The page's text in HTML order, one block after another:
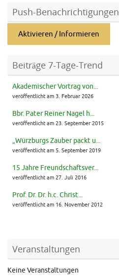
Push-Benachrichtigungen
Aktivieren / Informieren
Beiträge 7-Tage-Trend
Akademischer Vortrag von...
veröffentlicht am 3. Februar 2026
Bbr. Pater Reiner Nagel h...
veröffentlicht am 23. September 2015
„Würzburgs Zauber packt u...
veröffentlicht am 5. September 2019
15 Jahre Freundschaftsver...
veröffentlicht am 27. Juli 2016
Prof. Dr. Dr. h.c. Christ...
veröffentlicht am 16. November 2012
Veranstaltungen
Keine Veranstaltungen